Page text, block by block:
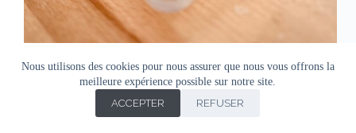
Nous utilisons des cookies pour nous assurer que nous vous offrons la
meilleure expérience possible sur notre site.
ACCEPTER
REFUSER